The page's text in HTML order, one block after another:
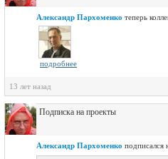
Александр Пархоменко теперь
подробнее
13 лет назад
Подписка на проекты
Александр Пархоменко подписался